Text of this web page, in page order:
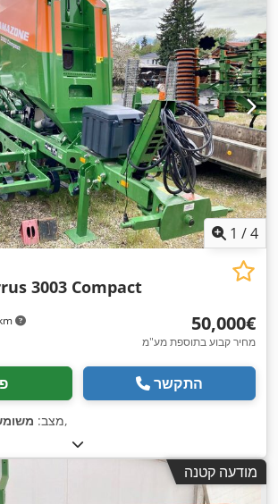
1 /4
3003 Compact
‏50,000 ‏€
מחיר קבוע בתוספת מע"מ
התקשר
מצב:,
מודעה קטנה